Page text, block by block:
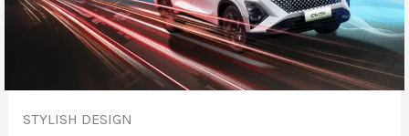
STYLISH DESIGN